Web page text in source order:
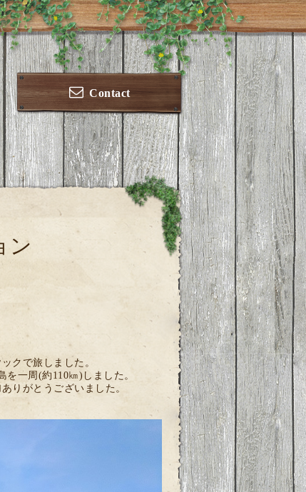
Contact
ン
クで旅しました。
一周(約110㎞)しました。
りがとうございました。